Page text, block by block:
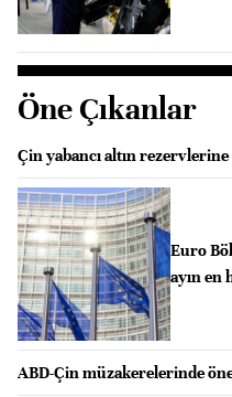
Öne Çıkanlar
Çin yabancı altın
Euro
ayın en
ABD-Çin müzakerelerinde